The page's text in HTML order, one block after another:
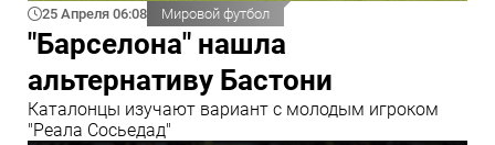
25 Апреля 06:08 Мировой футбол
"Барселона" нашла
альтернативу Бастони
Каталонцы изучают вариант с молодым игроком
"Реала Сосьедад"